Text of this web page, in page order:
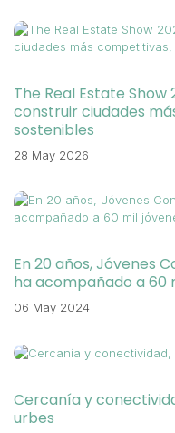
The Real Estate
construir ciudades
sostenibles
28 May 2026
En 20 años, Jóvenes
ha acompañado a 60
06 May 2024
Cercanía y
urbes